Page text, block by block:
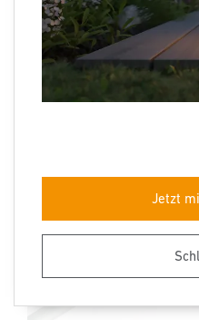
Jetzt
Hof & Einfahrt
Flutlicht für Ihr Zuhause. Mit
ressourcenschonender
Sensoren ausgestattet,